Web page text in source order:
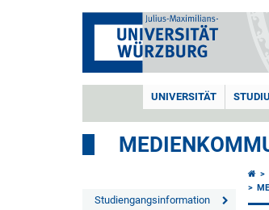
UNIVERSITÄT
Studiengangsinformation